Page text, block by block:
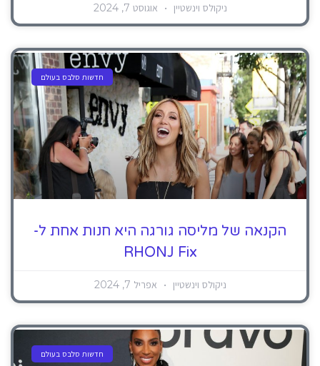
ניקולס וינשטיין אוגוסט 7, 2024
חדשות סלבס בעולם
הקנאה של מליסה גורגה היא חנות אחת ל-
RHONJ Fix
ניקולס וינשטיין אפריל 7, 2024
חדשות סלבס בעולם